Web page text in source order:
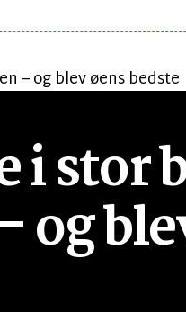
i stor
og